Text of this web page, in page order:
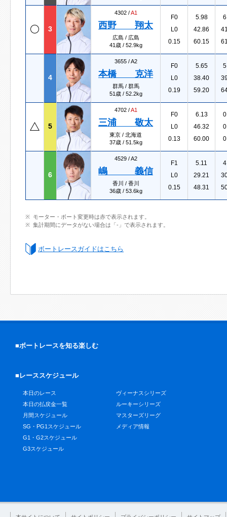
3
4302 /A1
西野 翔太
広島 / 広島
41歳 / 52.9kg
F0
L0
0.15
5.98
42.86
60.15
4
3655 /A2
本橋 克洋
群馬 / 群馬
51歳 / 52.2kg
F0
L0
0.19
5.65
38.40
59.20
5
4702 /A1
三浦 敬太
東京 / 北海道
37歳 / 51.5kg
F0
L0
0.13
6.13
46.32
60.00
6
4529 /A2
嶋 義信
香川 / 香川
36歳 / 53.6kg
F1
L0
0.15
5.11
29.21
48.31
モーター・ボート変更時は赤で表示されます。
集計期間にデータがない場合は「-」で表示されます。
ボートレースガイドはこちら
■ボートレースを知る楽しむ
■レーススケジュール
本日のレース
本日の払戻金一覧
月間スケジュール
SG・PG1スケジュール
G1・G2スケジュール
G3スケジュール
ヴィーナスシリーズ
ルーキーシリーズ
マスターズリーグ
メディア情報